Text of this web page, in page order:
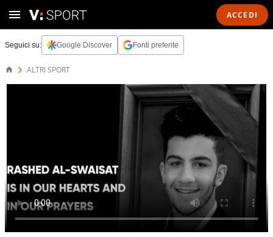
ACCEDI
Seguici su: Google Discover Fonti preferite
ALTRI SPORT